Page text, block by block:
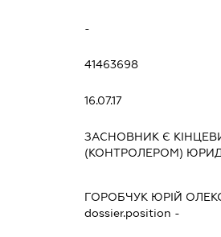
-
41463698
16.07.17
ЗАСНОВНИК Є
(КОНТРОЛЕРОМ)
ГОРОБЧУК ЮРІЙ
dossier.position -